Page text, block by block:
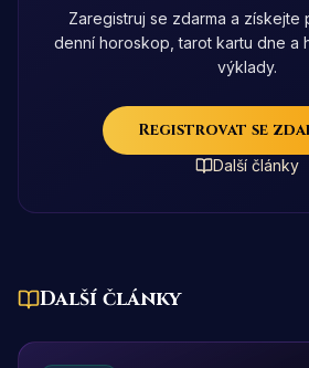
Zaregistruj se zdarma a získejte
denní horoskop, tarot kartu dne a
výklady.
Registrovat se
Další články
Další články